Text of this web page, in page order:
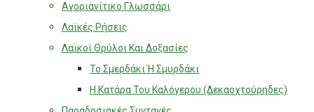
Αγοριανίτικο Γλωσσάρι
Λαϊκές Ρήσεις
Λαϊκοί Θρύλοι Και Δοξασίες
Το Σμερδάκι Ή Σμυρδάκι
Η Κατάρα Του Καλόγερου (Δεκαοχτούρηδες)